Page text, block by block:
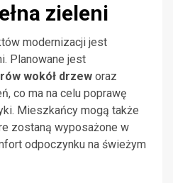
zieleni
modernizacji jest
Planowane jest
wokół drzew oraz
co ma na celu poprawę
Mieszkańcy mogą także
zostaną wyposażone w
odpoczynku na świeżym